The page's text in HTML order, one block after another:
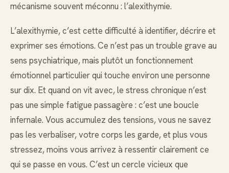
mécanisme souvent méconnu : l’alexithymie.
L’alexithymie, c’est cette difficulté à identifier, décrire et
exprimer ses émotions. Ce n’est pas un trouble grave au
sens psychiatrique, mais plutôt un fonctionnement
émotionnel particulier qui touche environ une personne
sur dix. Et quand on vit avec, le stress chronique n’est
pas une simple fatigue passagère : c’est une boucle
infernale. Vous accumulez des tensions, vous ne savez
pas les verbaliser, votre corps les garde, et plus vous
stressez, moins vous arrivez à ressentir clairement ce
qui se passe en vous. C’est un cercle vicieux que